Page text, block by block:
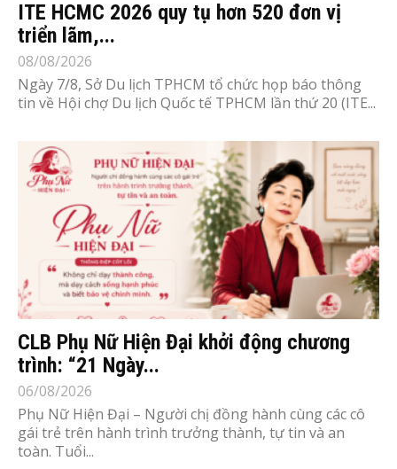
ITE HCMC 2026 quy tụ hơn 520 đơn vị
triển lãm,...
08/08/2026
Ngày 7/8, Sở Du lịch TPHCM tổ chức họp báo thông
tin về Hội chợ Du lịch Quốc tế TPHCM lần thứ 20 (ITE...
CLB Phụ Nữ Hiện Đại khởi động chương
trình: “21 Ngày...
06/08/2026
Phụ Nữ Hiện Đại – Người chị đồng hành cùng các cô
gái trẻ trên hành trình trưởng thành, tự tin và an
toàn. Tuổi...